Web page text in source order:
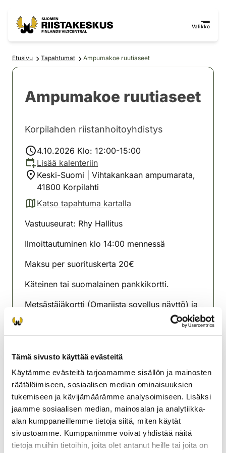
Tämä sivusto käyttää evästeitä
Käytämme evästeitä tarjoamamme sisällön ja mainosten
räätälöimiseen, sosiaalisen median ominaisuuksien
tukemiseen ja kävijämäärämme analysoimiseen. Lisäksi
jaamme sosiaalisen median, mainosalan ja analytiikka-
alan kumppaneillemme tietoja siitä, miten käytät
sivustoamme. Kumppanimme voivat yhdistää näitä
tietoja muihin tietoihin, joita olet antanut heille tai joita on
Valikko
Etusivu Tapahtumat Ampumakoe ruutiaseet
Ampumakoe ruutiaseet
Korpilahden riistanhoitoyhdistys
4.10.2026 Klo: 12:00-15:00
Lisää kalenteriin
Keski-Suomi | Vihtakankaan ampumarata,
41800 Korpilahti
Katso tapahtuma kartalla
(avautuu uuteen välilehteen)
Vastuuseurat: Rhy Hallitus
Ilmoittautuminen klo 14:00 mennessä
Maksu per suorituskerta 20€
Käteinen tai suomalainen pankkikortti.
Metsästäjäkortti (Omariista sovellus näyttö) ja
hallussapitolupa käyttämääsi aseeseen
Keski-Suomi
+358401601977
korpilahti@rhy.riista.fi